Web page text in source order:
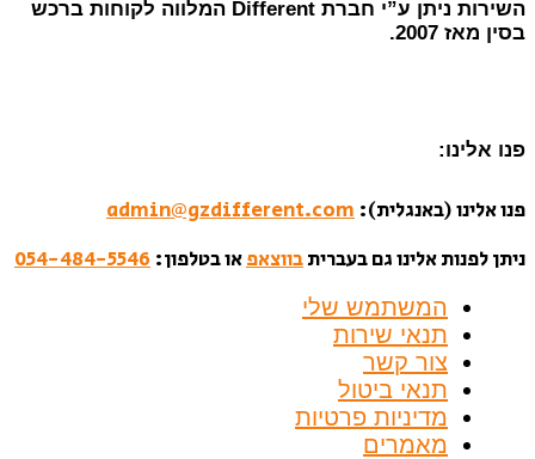
השירות ניתן ע”י חברת Different המלווה לקוחות ברכש
בסין מאז 2007.
פנו אלינו:
פנו אלינו (באנגלית): admin@gzdifferent.com
ניתן לפנות אלינו גם בעבריתבווצאפאו בטלפון: 054-484-5546
המשתמש שלי
תנאי שירות
צור קשר
תנאי ביטול
מדיניות פרטיות
מאמרים